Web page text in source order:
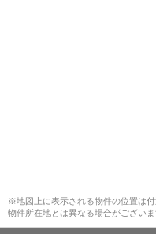
※地図上に表示される物件の位置は
物件所在地とは異なる場合がございま